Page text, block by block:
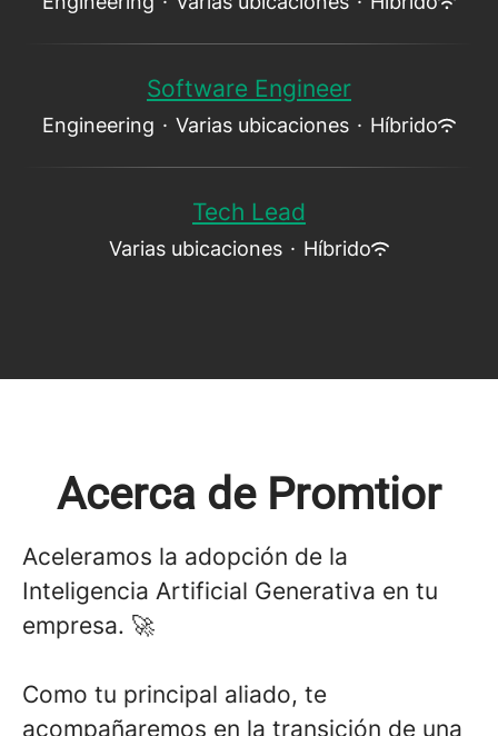
Software Engineer
Engineering · Varias ubicaciones · Híbrido
Tech Lead
Varias ubicaciones · Híbrido
Acerca de Promtior
Aceleramos la adopción de la
Inteligencia Artificial Generativa en tu
empresa. 🚀
Como tu principal aliado, te
acompañaremos en la transición de una